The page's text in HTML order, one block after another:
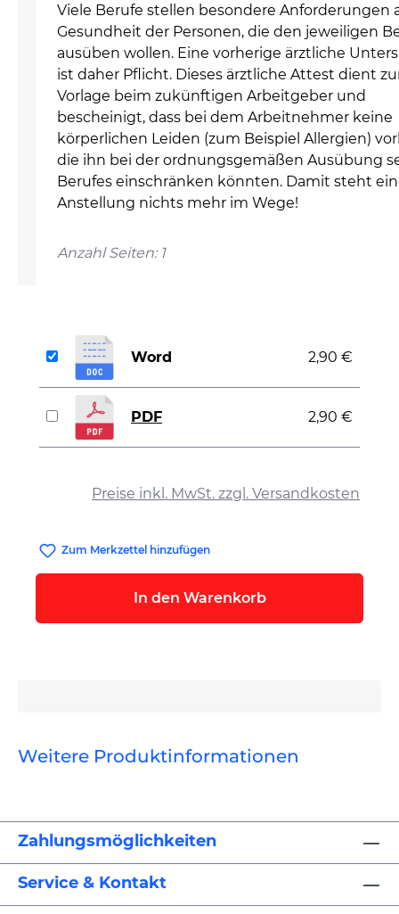
Viele Berufe stellen besondere Anforderungen
Gesundheit der Personen, die den jeweiligen
ausüben wollen. Eine vorherige ärztliche
ist daher Pflicht. Dieses ärztliche Attest dient
Vorlage beim zukünftigen Arbeitgeber und
bescheinigt, dass bei dem Arbeitnehmer keine
körperlichen Leiden (zum Beispiel Allergien)
die ihn bei der ordnungsgemäßen Ausübung
Berufes einschränken könnten. Damit steht
Anstellung nichts mehr im Wege!
Anzahl Seiten: 1
Preise inkl. MwSt. zzgl. Versandkosten
Word 2,90 €
PDF 2,90 €
Zum Merkzettel hinzufügen
In den Warenkorb
Weitere Produktinformationen
Zahlungsmöglichkeiten
Service & Kontakt